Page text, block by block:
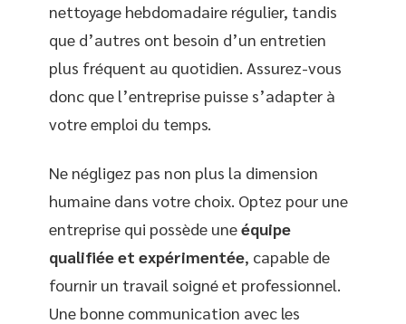
nettoyage hebdomadaire régulier, tandis
que d’autres ont besoin d’un entretien
plus fréquent au quotidien. Assurez-vous
donc que l’entreprise puisse s’adapter à
votre emploi du temps.
Ne négligez pas non plus la dimension
humaine dans votre choix. Optez pour une
entreprise qui possède uneéquipe
qualifiée et expérimentée, capable de
fournir un travail soigné et professionnel.
Une bonne communication avec les